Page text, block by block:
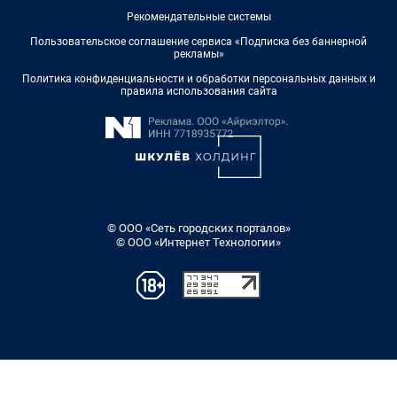
Рекомендательные системы
Пользовательское соглашение сервиса «Подписка без баннерной
рекламы»
Политика конфиденциальности и обработки персональных данных и
правила использования сайта
© ООО «Сеть городских порталов»
© ООО «Интернет Технологии»